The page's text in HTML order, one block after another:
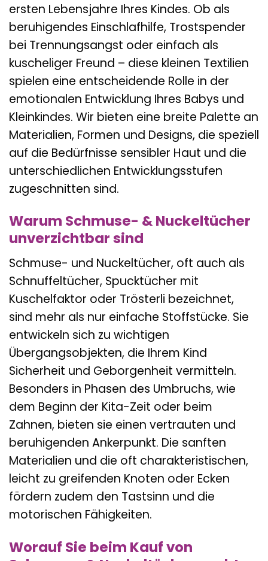
ersten Lebensjahre Ihres Kindes. Ob als
beruhigendes Einschlafhilfe, Trostspender
bei Trennungsangst oder einfach als
kuscheliger Freund – diese kleinen Textilien
spielen eine entscheidende Rolle in der
emotionalen Entwicklung Ihres Babys und
Kleinkindes. Wir bieten eine breite Palette an
Materialien, Formen und Designs, die speziell
auf die Bedürfnisse sensibler Haut und die
unterschiedlichen Entwicklungsstufen
zugeschnitten sind.
Warum Schmuse- & Nuckeltücher
unverzichtbar sind
Schmuse- und Nuckeltücher, oft auch als
Schnuffeltücher, Spucktücher mit
Kuschelfaktor oder Trösterli bezeichnet,
sind mehr als nur einfache Stoffstücke. Sie
entwickeln sich zu wichtigen
Übergangsobjekten, die Ihrem Kind
Sicherheit und Geborgenheit vermitteln.
Besonders in Phasen des Umbruchs, wie
dem Beginn der Kita-Zeit oder beim
Zahnen, bieten sie einen vertrauten und
beruhigenden Ankerpunkt. Die sanften
Materialien und die oft charakteristischen,
leicht zu greifenden Knoten oder Ecken
fördern zudem den Tastsinn und die
motorischen Fähigkeiten.
Worauf Sie beim Kauf von